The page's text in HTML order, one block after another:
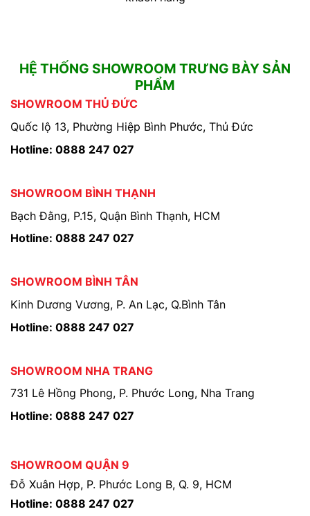
HỆ THỐNG SHOWROOM TRƯNG BÀY SẢN
PHẨM
SHOWROOM THỦ ĐỨC
Quốc lộ 13, Phường Hiệp Bình Phước, Thủ Đức
Hotline: 0888 247 027
SHOWROOM BÌNH THẠNH
Bạch Đằng, P.15, Quận Bình Thạnh, HCM
Hotline: 0888 247 027
SHOWROOM BÌNH TÂN
Kinh Dương Vương, P. An Lạc, Q.Bình Tân
Hotline: 0888 247 027
SHOWROOM NHA TRANG
731 Lê Hồng Phong, P. Phước Long, Nha Trang
Hotline: 0888 247 027
SHOWROOM QUẬN 9
Đỗ Xuân Hợp, P. Phước Long B, Q. 9, HCM
Hotline: 0888 247 027